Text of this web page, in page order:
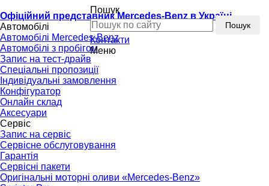
Офіційний представник Mercedes-Benz в Україні
Пошук
Пошук
Контакти
Меню
Автомобілі
Автомобілі Mercedes-Benz
Автомобілі з пробігом
Запис на тест-драйв
Спеціальні пропозиції
Індивідуальні замовлення
Конфігуратор
Онлайн склад
Аксесуари
Сервіс
Запис на сервіс
Сервісне обслуговування
Гарантія
Сервісні пакети
Оригінальні моторні оливи «Mercedes-Benz»